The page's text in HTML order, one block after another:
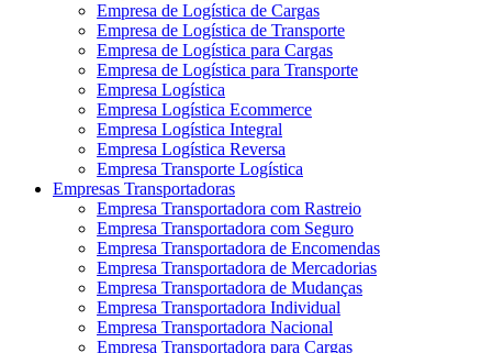
Empresa de Logística de Cargas
Empresa de Logística de Transporte
Empresa de Logística para Cargas
Empresa de Logística para Transporte
Empresa Logística
Empresa Logística Ecommerce
Empresa Logística Integral
Empresa Logística Reversa
Empresa Transporte Logística
Empresas Transportadoras
Empresa Transportadora com Rastreio
Empresa Transportadora com Seguro
Empresa Transportadora de Encomendas
Empresa Transportadora de Mercadorias
Empresa Transportadora de Mudanças
Empresa Transportadora Individual
Empresa Transportadora Nacional
Empresa Transportadora para Cargas